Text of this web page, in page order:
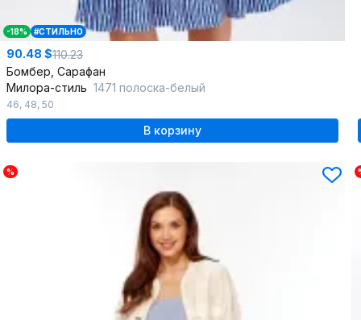
-18% #СТИЛЬНО
90.48 $110.23
Бомбер, Сарафан
Милора-стиль 1471 полоска-белый
46, 48, 50
В корзину
%